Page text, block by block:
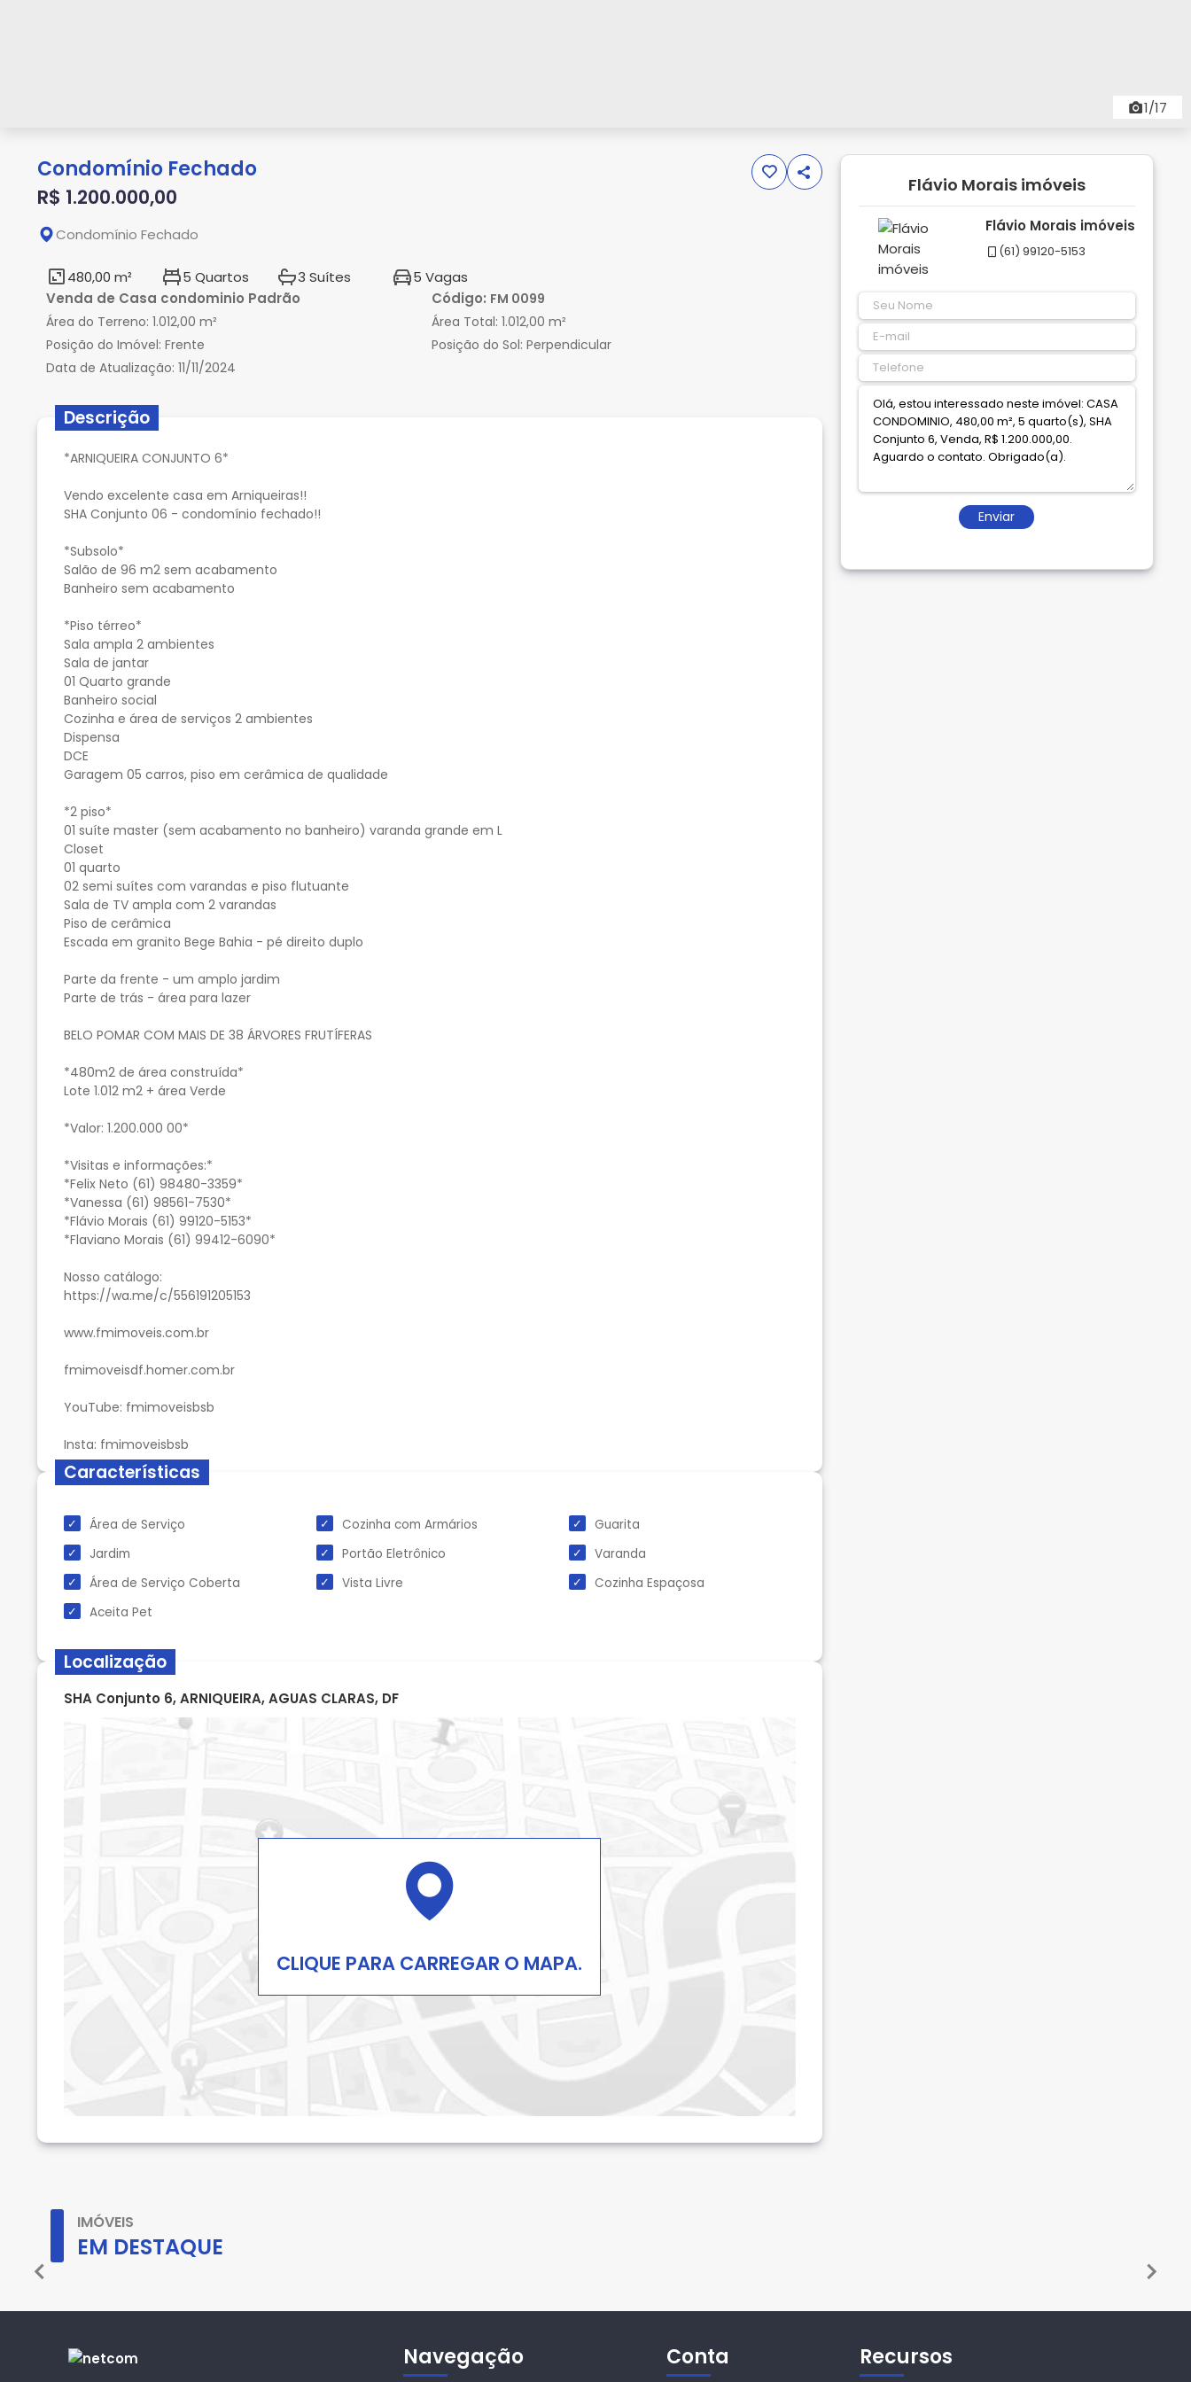
1/17
Condomínio Fechado
R$ 1.200.000,00
Condomínio Fechado
480,00 m² 5 Quartos 3 Suítes
5 Vagas
Venda de Casa condominio Padrão
Código: FM 0099
Área do Terreno: 1.012,00 m² Área Total:1.012,00 m²
Posição do Imóvel: Frente Posição do Sol:Perpendicular
Data de Atualização: 11/11/2024
Descrição
*ARNIQUEIRA CONJUNTO 6*
Vendo excelente casa em Arniqueiras!!
SHA Conjunto 06 - condomínio fechado!!
*Subsolo*
Salão de 96 m2 sem acabamento
Banheiro sem acabamento
*Piso térreo*
Sala ampla 2 ambientes
Sala de jantar
01 Quarto grande
Banheiro social
Cozinha e área de serviços 2 ambientes
Dispensa
DCE
Garagem 05 carros, piso em cerâmica de qualidade
*2 piso*
01 suíte master (sem acabamento no banheiro) varanda grande em L
Closet
01 quarto
02 semi suítes com varandas e piso flutuante
Sala de TV ampla com 2 varandas
Piso de cerâmica
Escada em granito Bege Bahia - pé direito duplo
Parte da frente - um amplo jardim
Parte de trás - área para lazer
BELO POMAR COM MAIS DE 38 ÁRVORES FRUTÍFERAS
*480m2 de área construída*
Lote 1.012 m2 + área Verde
*Valor: 1.200.000 00*
*Visitas e informações:*
*Felix Neto (61) 98480-3359*
*Vanessa (61) 98561-7530*
*Flávio Morais (61) 99120-5153*
*Flaviano Morais (61) 99412-6090*
Nosso catálogo:
https://wa.me/c/556191205153
www.fmimoveis.com.br
fmimoveisdf.homer.com.br
YouTube: fmimoveisbsb
Características
Área de Serviço Cozinha com Armários
Guarita
Jardim
Portão Eletrônico
Varanda
Área de Serviço Coberta
Vista Livre
Cozinha Espaçosa
Aceita Pet
Localização
SHA Conjunto 6, ARNIQUEIRA, AGUAS CLARAS, DF
CLIQUE PARA CARREGAR O MAPA.
Flávio Morais imóveis
Flávio Morais imóveis
(61) 99120-5153
Enviar
IMÓVEIS
EM DESTAQUE
Navegação Conta Recursos